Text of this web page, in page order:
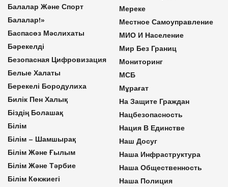
Балалар Және Спорт
Балалар!»
Баспасөз Мәслихаты
Бәрекелді
Безопасная Цифровизация
Белые Халаты
Берекелі Бородулиха
Билік Пен Халық
Біздің Болашақ
Білім
Білім – Шамшырақ
Білім Және Ғылым
Білім Және Тәрбие
Білім Көкжиегі
Мереке
Местное Самоуправление
МИО И Население
Мир Без Границ
Мониторинг
МСБ
Мұрағат
На Защите Граждан
Нацбезопасность
Нация В Единстве
Наш Досуг
Наша Инфраструктура
Наша Общественность
Наша Полиция